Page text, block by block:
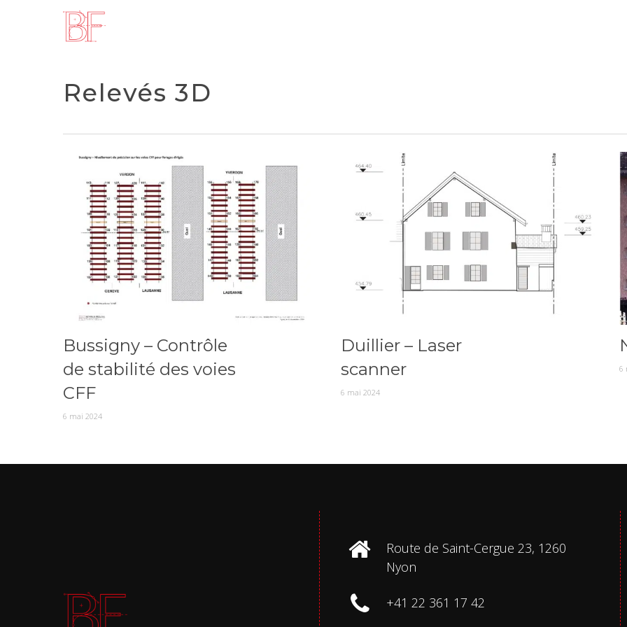
Relevés 3D
Bussigny – Contrôle
de stabilité des voies
CFF
6 mai 2024
Duillier – Laser
scanner
6 mai 2024
6
Route de Saint-Cergue 23, 1260
Nyon
+41 22 361 17 42